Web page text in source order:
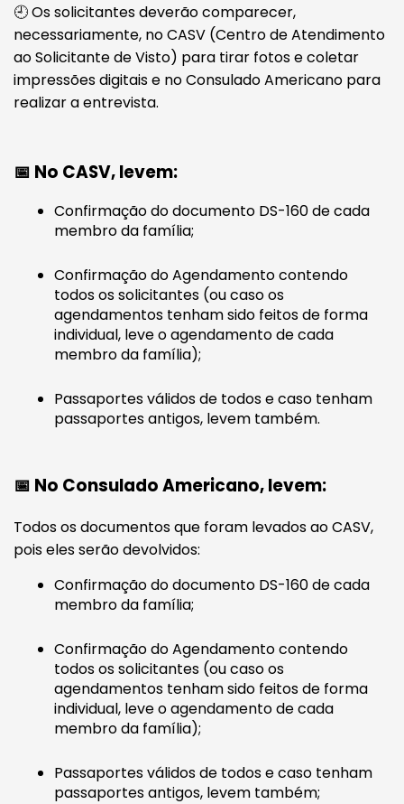
🕘 Os solicitantes deverão comparecer,
necessariamente, no CASV (Centro de Atendimento
ao Solicitante de Visto) para tirar fotos e coletar
impressões digitais e no Consulado Americano para
realizar a entrevista.
📅 No CASV, levem:
Confirmação do documento DS-160 de cada
membro da família;
Confirmação do Agendamento contendo
todos os solicitantes (ou caso os
agendamentos tenham sido feitos de forma
individual, leve o agendamento de cada
membro da família);
Passaportes válidos de todos e caso tenham
passaportes antigos, levem também.
📅 No Consulado Americano, levem:
Todos os documentos que foram levados ao CASV,
pois eles serão devolvidos:
Confirmação do documento DS-160 de cada
membro da família;
Confirmação do Agendamento contendo
todos os solicitantes (ou caso os
agendamentos tenham sido feitos de forma
individual, leve o agendamento de cada
membro da família);
Passaportes válidos de todos e caso tenham
passaportes antigos, levem também;